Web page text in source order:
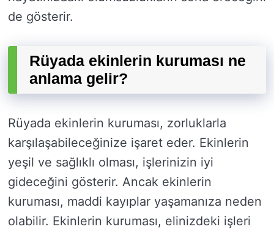
de gösterir.
Rüyada ekinlerin kuruması ne
anlama gelir?
Rüyada ekinlerin kuruması, zorluklarla
karşılaşabileceğinize işaret eder. Ekinlerin
yeşil ve sağlıklı olması, işlerinizin iyi
gideceğini gösterir. Ancak ekinlerin
kuruması, maddi kayıplar yaşamanıza neden
olabilir. Ekinlerin kuruması, elinizdeki işleri